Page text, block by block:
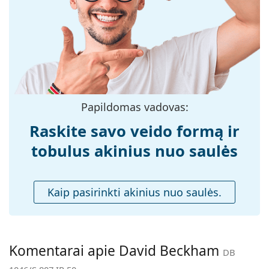
M
137 mm
Kojelės ilgis:
145 mm
plotis:
22 mm
120 g
nosies
pagalvėlės:
Ne
Priedai
Dėklas:
Taip
Valymo šluostė:
Taip
Lytis:
Vyrams
Papildomas vadovas:
Raskite savo veido formą ir
tobulus akinius nuo saulės
Kaip pasirinkti akinius nuo saulės.
Komentarai apie David Beckham DB